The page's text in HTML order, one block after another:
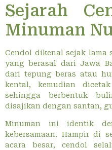
Sejarah
Minuman
Cendol dikenal sejak lama
yang berasal dari Jawa
dari tepung beras atau
kental, kemudian
sehingga berbentuk
disajikan dengan santan,
Minuman ini identik
kebersamaan. Hampir di
acara besar, cendol